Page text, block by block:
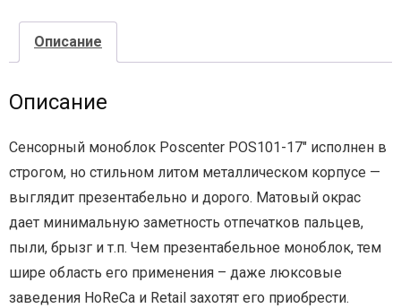
Описание
Описание
Сенсорный моноблок Poscenter POS101-17″ исполнен в
строгом, но стильном литом металлическом корпусе —
выглядит презентабельно и дорого. Матовый окрас
дает минимальную заметность отпечатков пальцев,
пыли, брызг и т.п. Чем презентабельное моноблок, тем
шире область его применения – даже люксовые
заведения HoReCa и Retail захотят его приобрести.